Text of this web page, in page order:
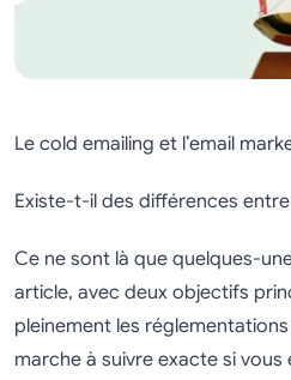
Le cold emailing et l’email
Existe-t-il des différences entre
Ce ne sont là que quelques-
article, avec deux objectifs
pleinement les
marche à suivre exacte si